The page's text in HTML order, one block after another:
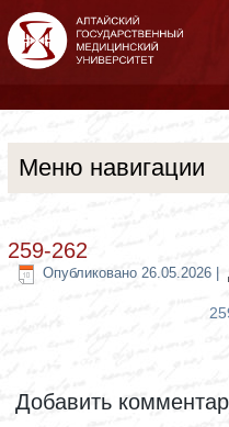
Меню навигации
259-262
Опубликовано 26.05.2026
Добавить